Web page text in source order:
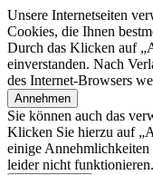
Unsere Internetseiten
Cookies, die Ihnen
Durch das Klicken auf
einverstanden. Nach
des Internet-Browsers
Annehmen
Sie können auch das
Klicken Sie hierzu auf
einige Annehmlichkeiten
leider nicht funktionieren.